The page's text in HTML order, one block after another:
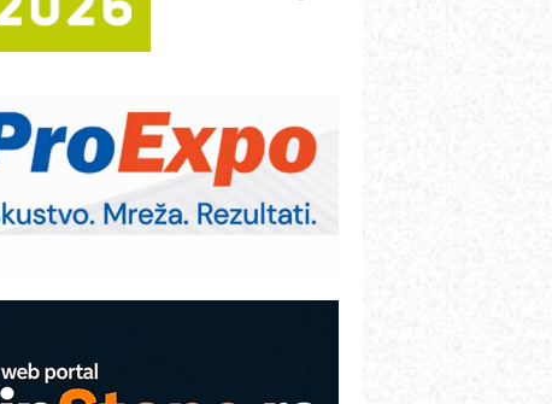
RMQ-TITAN ADVANCED INDICATOR
upravljanje mašinama
solarnim elektranama i vetroparkovima
Pranje točkova na gradilištu- standard
modernog i odgovornog građenja
Proizvodnja iC7 Hybrid 1500 VDC
mrežnog pretvarača sa tečnim
ROSA i SCHUNK podižu proizvodnju
na viši nivo